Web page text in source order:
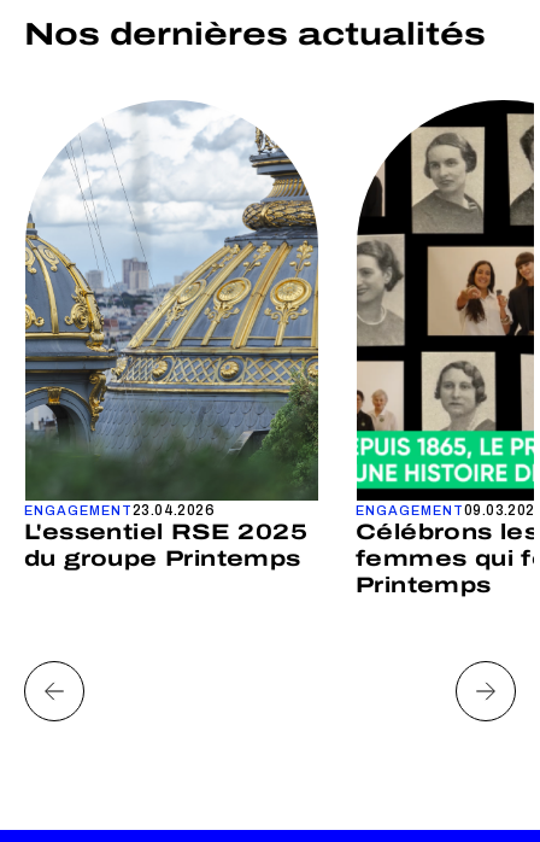
Nos dernières actualités
ENGAGEMENT23.04.2026
L'essentiel RSE 2025
du groupe Printemps
ENGAGEMENT
Célébrons les
femmes qui
Printemps